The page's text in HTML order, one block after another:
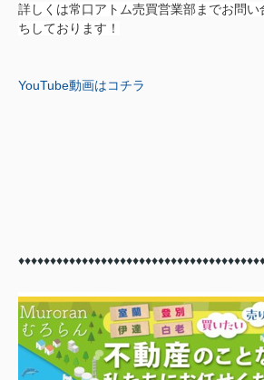
詳しくは常口アトム売買営業部までお問
ちしております！
YouTube動画はコチラ
♦♦♦♦♦♦♦♦♦♦♦♦♦♦♦♦♦♦♦♦♦♦♦♦♦♦♦♦♦♦♦♦♦♦♦♦♦♦